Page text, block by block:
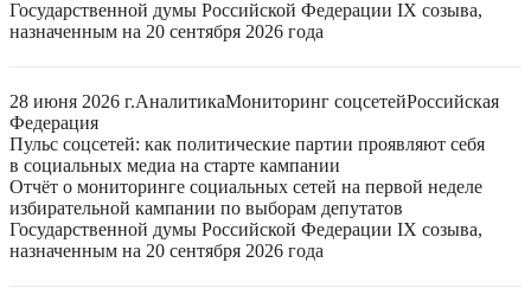
Государственной думы Российской Федерации IX созыва,
назначенным на 20 сентября 2026 года
28 июня 2026 г.АналитикаМониторинг соцсетейРоссийская
Федерация
Пульс соцсетей: как политические партии проявляют себя
в социальных медиа на старте кампании
Отчёт о мониторинге социальных сетей на первой неделе
избирательной кампании по выборам депутатов
Государственной думы Российской Федерации IX созыва,
назначенным на 20 сентября 2026 года